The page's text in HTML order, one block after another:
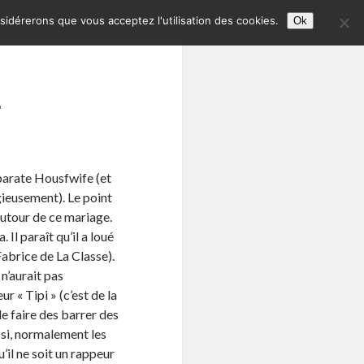
Housfwife (et
Le point
de ce mariage.
Il paraît qu’il a loué
de La Classe).
pas
« Tipi » (c’est de la
faire des barrer des
normalement les
ne soit un rappeur
que vous acceptez l'utilisation des cookies. Ok